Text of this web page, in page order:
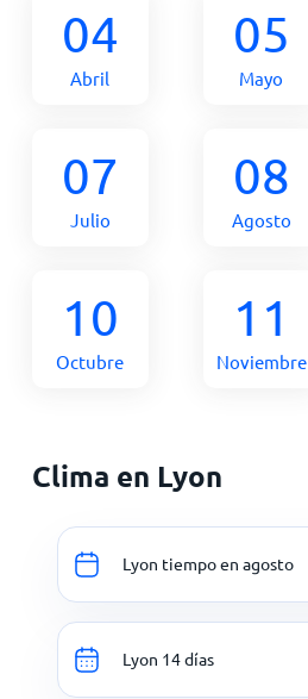
04
Abril
05
Mayo
07
Julio
08
Agosto
10
Octubre
11
Noviembre
Clima en Lyon
Lyon tiempo en agosto
Lyon 14 días